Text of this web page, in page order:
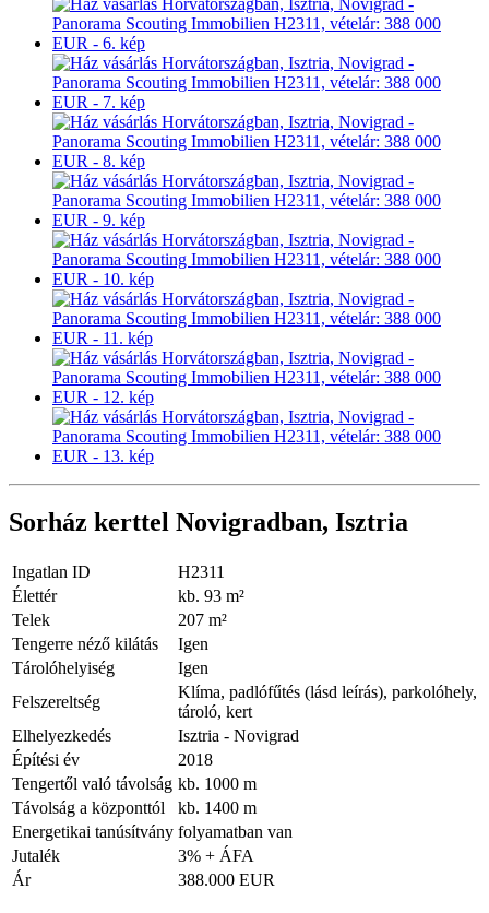
Sorház kerttel Novigradban, Isztria
Ingatlan ID
H2311
Élettér
kb. 93 m²
Telek
207 m²
Tengerre néző kilátás
Igen
Tárolóhelyiség
Igen
Felszereltség
Klíma, padlófűtés (lásd leírás), parkolóhely,
tároló, kert
Elhelyezkedés
Isztria - Novigrad
Építési év
2018
Tengertől való távolság kb. 1000 m
Távolság a központtól
kb. 1400 m
Energetikai tanúsítvány folyamatban van
Jutalék
3% + ÁFA
Ár
388.000 EUR